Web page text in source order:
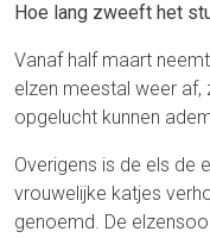
Hoe lang zweeft het
Vanaf half maart
elzen meestal weer
opgelucht kunnen
Overigens is de els de
vrouwelijke katjes
genoemd. De